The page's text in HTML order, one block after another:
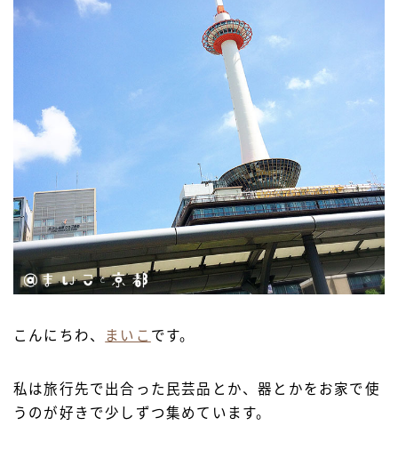
こんにちわ、 まいこ です。
私は旅行先で出合った民芸品とか、器とかをお家で使
うのが好きで少しずつ集めています。